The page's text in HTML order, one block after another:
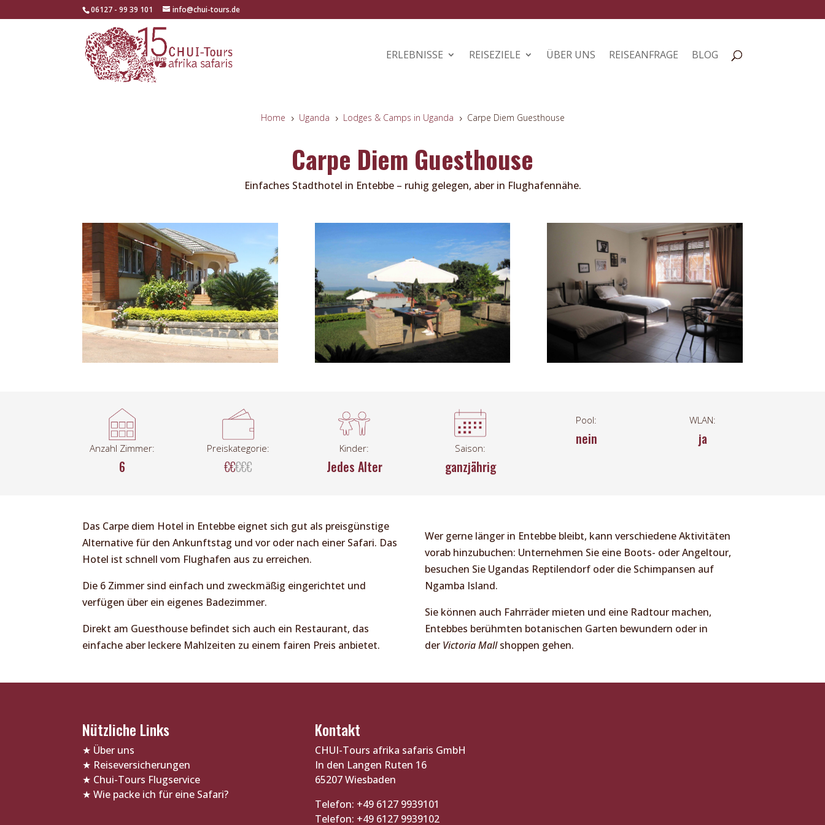
06127 - 99 39 101 info@chui-tours.de
ERLEBNISSE REISEZIELE ÜBER UNS REISEANFRAGE BLOG
Home 5 Uganda 5 Lodges & Camps in Uganda 5 Carpe Diem Guesthouse
Carpe Diem Guesthouse
Einfaches Stadthotel in Entebbe – ruhig gelegen, aber in Flughafennähe.
Anzahl Zimmer:
6
Preiskategorie:
€€€€€
Kinder:
Jedes Alter
Saison:
ganzjährig
Pool:
nein
WLAN:
ja
Das Carpe diem Hotel in Entebbe eignet sich gut als preisgünstige
Alternative für den Ankunftstag und vor oder nach einer Safari. Das
Hotel ist schnell vom Flughafen aus zu erreichen.
Die 6 Zimmer sind einfach und zweckmäßig eingerichtet und
verfügen über ein eigenes Badezimmer.
Direkt am Guesthouse befindet sich auch ein Restaurant, das
einfache aber leckere Mahlzeiten zu einem fairen Preis anbietet.
Wer gerne länger in Entebbe bleibt, kann verschiedene Aktivitäten
vorab hinzubuchen: Unternehmen Sie eine Boots- oder Angeltour,
besuchen Sie Ugandas Reptilendorf oder die Schimpansen auf
Ngamba Island.
Sie können auch Fahrräder mieten und eine Radtour machen,
Entebbes berühmten botanischen Garten bewundern oder in
der Victoria Mall shoppen gehen.
Nützliche Links
★ Über uns
★ Reiseversicherungen
★ Chui-Tours Flugservice
★Wie packe ich für eine Safari?
Kontakt
CHUI-Tours afrika safaris GmbH
In den Langen Ruten 16
65207 Wiesbaden
Telefon: +49 6127 9939101
Telefon: +49 6127 9939102